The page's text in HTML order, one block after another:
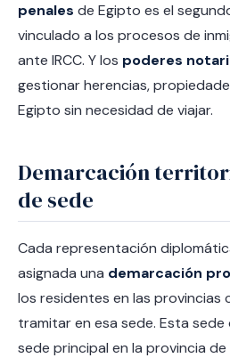
penales de Egipto es el
vinculado a los procesos de
ante IRCC. Y los poderes
gestionar herencias,
Egipto sin necesidad de viajar.
Demarcación
de sede
Cada representación
asignada una demarcación
los residentes en las provincias
tramitar en esa sede. Esta
sede principal en la provincia de